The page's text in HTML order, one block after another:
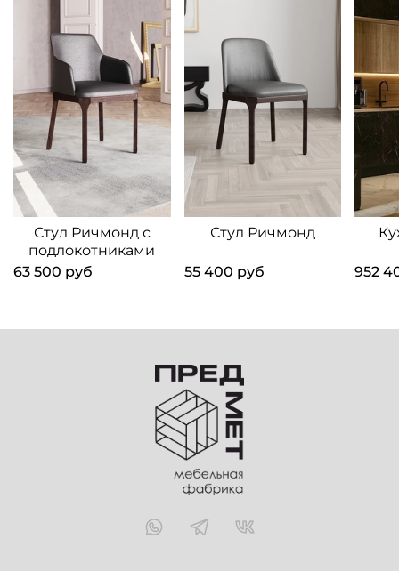
Стул Ричмонд с
подлокотниками
63 500 руб
Стул Ричмонд
55 400 руб 952